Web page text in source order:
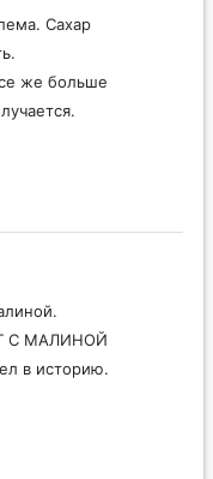
Сахар
же больше
С МАЛИНОЙ
в историю.